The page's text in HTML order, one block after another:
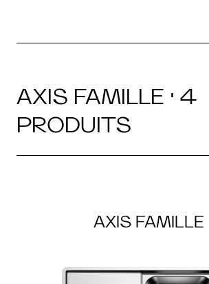
AXIS FAMILLE · 4
PRODUITS
AXIS FAMILLE